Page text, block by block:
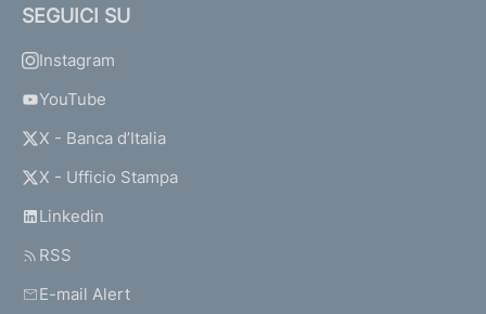
SEGUICI SU
Instagram
YouTube
X - Banca d’Italia
X - Ufficio Stampa
Linkedin
RSS
E-mail Alert